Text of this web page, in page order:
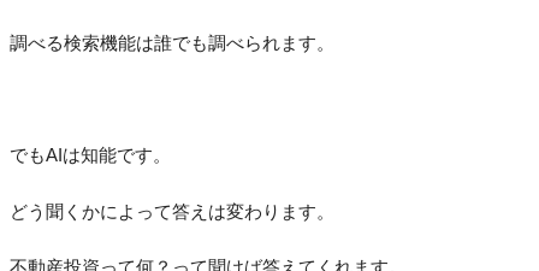
調べる検索機能は誰でも調べられます。
でもAIは知能です。
どう聞くかによって答えは変わります。
不動産投資って何？って聞けば答えてくれます。